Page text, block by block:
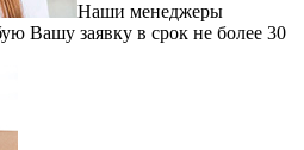
Наши менеджеры
Вашу заявку в срок не более 30